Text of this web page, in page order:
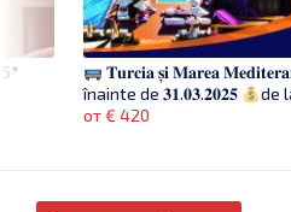
𝐓𝐮𝐫𝐜𝐢𝐚 𝐬̦𝐢 𝐌𝐚𝐫𝐞𝐚
înainte de 𝟑𝟏.𝟎𝟑.𝟐𝟎𝟐𝟓
de
от € 420